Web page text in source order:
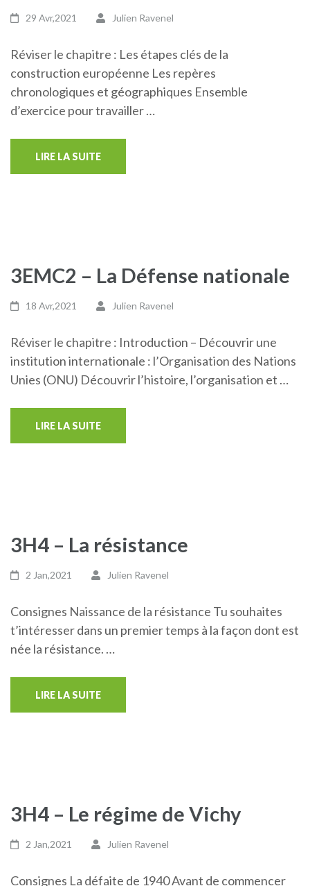
29 Avr,2021 Julien Ravenel
Réviser le chapitre : Les étapes clés de la
construction européenne Les repères
chronologiques et géographiques Ensemble
d’exercice pour travailler …
LIRE LA SUITE
3EMC2 – La Défense nationale
18 Avr,2021 Julien Ravenel
Réviser le chapitre : Introduction – Découvrir une
institution internationale : l’Organisation des Nations
Unies (ONU) Découvrir l’histoire, l’organisation et …
LIRE LA SUITE
3H4 – La résistance
2 Jan,2021 Julien Ravenel
Consignes Naissance de la résistance Tu souhaites
t’intéresser dans un premier temps à la façon dont est
née la résistance. …
LIRE LA SUITE
3H4 – Le régime de Vichy
2 Jan,2021 Julien Ravenel
Consignes La défaite de 1940 Avant de commencer